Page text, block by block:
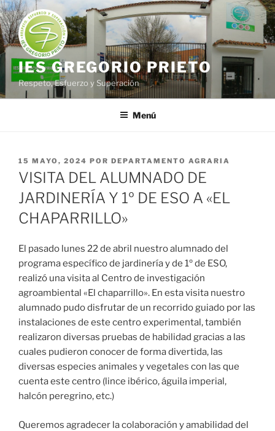
Saltar
al
contenido
IES GREGORIO PRIETO
Respeto, Esfuerzo y Superación
Menú
PUBLICADO
EL
15 MAYO, 2024 POR DEPARTAMENTO AGRARIA
VISITA DEL ALUMNADO DE
JARDINERÍA Y 1º DE ESO A «EL
CHAPARRILLO»
El pasado lunes 22 de abril nuestro alumnado del
programa específico de jardinería y de 1º de ESO,
realizó una visita al Centro de investigación
agroambiental «El chaparrillo». En esta visita nuestro
alumnado pudo disfrutar de un recorrido guiado por las
instalaciones de este centro experimental, también
realizaron diversas pruebas de habilidad gracias a las
cuales pudieron conocer de forma divertida, las
diversas especies animales y vegetales con las que
cuenta este centro (lince ibérico, águila imperial,
halcón peregrino, etc.)
Queremos agradecer la colaboración y amabilidad del